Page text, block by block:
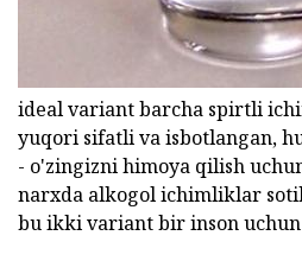
ideal variant barcha spirtli
yuqori sifatli va isbotlangan,
- o'zingizni himoya qilish
narxda alkogol ichimliklar
bu ikki variant bir inson